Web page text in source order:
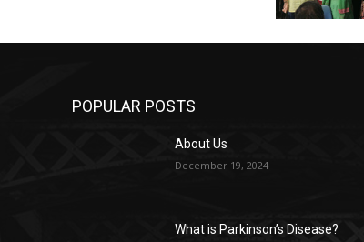
POPULAR POSTS
About Us
December 19, 2024
What is Parkinson’s Disease?